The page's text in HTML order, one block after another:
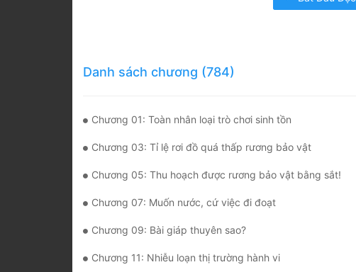
Danh sách chương (784)
Chương 01: Toàn nhân loại trò chơi sinh tồn
Chương 03: Tỉ lệ rơi đồ quá thấp rương bảo vật
Chương 05: Thu hoạch được rương bảo vật bằng sắt!
Chương 07: Muốn nước, cứ việc đi đoạt
Chương 09: Bài giáp thuyên sao?
Chương 11: Nhiễu loạn thị trường hành vi